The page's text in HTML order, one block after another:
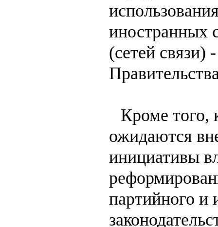
иностранных
(сетей связи)
Кроме того,
ожидаются
инициативы
партийного и